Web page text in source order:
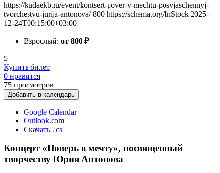
https://kudaekb.ru/event/kontsert-pover-v-mechtu-posvjaschennyj-
tvorchestvu-jurija-antonova/ 800 https://schema.org/InStock 2025-
12-24T00:15:00+03:00
Взрослый: от 800 ₽
5+
Купить билет
0 нравится
75 просмотров
Добавить в календарь
Google Calendar
Outlook.com
Скачать .ics
Концерт «Поверь в мечту», посвященный
творчеству Юрия Антонова